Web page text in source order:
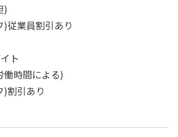
)
)従業員割引あり
ト
働時間による)
)割引あり